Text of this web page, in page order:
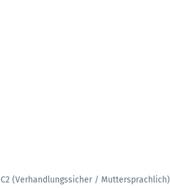
C2 (Verhandlungssicher / Muttersprachlich)